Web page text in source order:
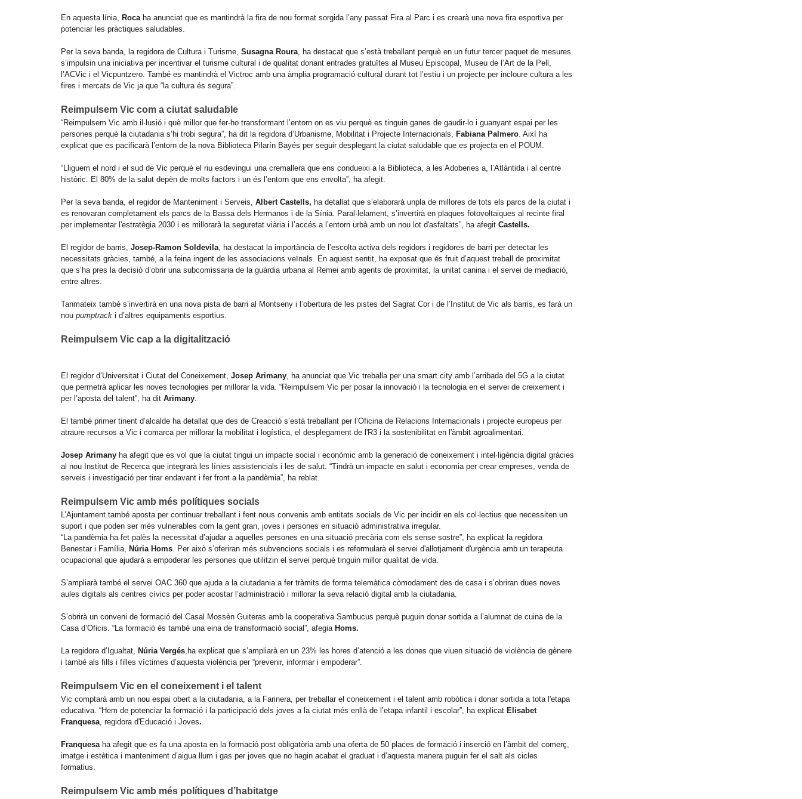
En aquesta línia, Rocaha anunciat que es mantindrà la fira de nou format sorgida l’any passat Fira al Parc i es crearà una nova fira esportiva per
potenciar les pràctiques saludables.
Per la seva banda, la regidora de Cultura i Turisme, Susagna Roura, ha destacat que s’està treballant perquè en un futur tercer paquet de mesures
s’impulsin una iniciativa per incentivar el turisme cultural i de qualitat donant entrades gratuïtes al Museu Episcopal, Museu de l’Art de la Pell,
l’ACVic i el Vicpuntzero. També es mantindrà el Victroc amb una àmplia programació cultural durant tot l’estiu i un projecte per incloure cultura a les
fires i mercats de Vic ja que “la cultura és segura”.
Reimpulsem Vic com a ciutat saludable
“Reimpulsem Vic amb il·lusió i què millor que fer-ho transformant l’entorn on es viu perquè es tinguin ganes de gaudir-lo i guanyant espai per les
persones perquè la ciutadania s’hi trobi segura”, ha dit la regidora d’Urbanisme, Mobilitat i Projecte Internacionals, Fabiana Palmero. Així ha
explicat que es pacificarà l’entorn de la nova Biblioteca Pilarín Bayés per seguir desplegant la ciutat saludable que es projecta en el POUM.
“Lliguem el nord i el sud de Vic perquè el riu esdevingui una cremallera que ens condueixi a la Biblioteca, a les Adoberies a, l’Atlàntida i al centre
històric. El 80% de la salut depèn de molts factors i un és l’entorn que ens envolta”, ha afegit.
Per la seva banda, el regidor de Manteniment i Serveis, Albert Castells, ha detallat que s’elaborarà unpla de millores de tots els parcs de la ciutat i
es renovaran completament els parcs de la Bassa dels Hermanos i de la Sínia. Paral·lelament, s’invertirà en plaques fotovoltaiques al recinte firal
per implementar l'estratègia 2030 i es millorarà la seguretat viària i l’accés a l’entorn urbà amb un nou lot d'asfaltats”, ha afegit Castells.
El regidor de barris, Josep-Ramon Soldevila, ha destacat la importància de l’escolta activa dels regidors i regidores de barri per detectar les
necessitats gràcies, també, a la feina ingent de les associacions veïnals. En aquest sentit, ha exposat que és fruit d’aquest treball de proximitat
que s’ha pres la decisió d’obrir una subcomissaria de la guàrdia urbana al Remei amb agents de proximitat, la unitat canina i el servei de mediació,
entre altres.
Tanmateix també s’invertirà en una nova pista de barri al Montseny i l’obertura de les pistes del Sagrat Cor i de l’Institut de Vic als barris, es farà un
nou pumptrack i d’altres equipaments esportius.
Reimpulsem Vic cap a la digitalització
El regidor d’Universitat i Ciutat del Coneixement, Josep Arimany, ha anunciat que Vic treballa per una smart city amb l’arribada del 5G a la ciutat
que permetrà aplicar les noves tecnologies per millorar la vida. “Reimpulsem Vic per posar la innovació i la tecnologia en el servei de creixement i
per l’aposta del talent”, ha dit Arimany.
El també primer tinent d’alcalde ha detallat que des de Creacció s’està treballant per l’Oficina de Relacions Internacionals i projecte europeus per
atraure recursos a Vic i comarca per millorar la mobilitat i logística, el desplegament de l'R3 i la sostenibilitat en l'àmbit agroalimentari.
Josep Arimany ha afegit que es vol que la ciutat tingui un impacte social i econòmic amb la generació de coneixement i intel·ligència digital gràcies
al nou Institut de Recerca que integrarà les línies assistencials i les de salut. “Tindrà un impacte en salut i economia per crear empreses, venda de
serveis i investigació per tirar endavant i fer front a la pandèmia”, ha reblat.
Reimpulsem Vic amb més polítiques socials
L’Ajuntament també aposta per continuar treballant i fent nous convenis amb entitats socials de Vic per incidir en els col·lectius que necessiten un
suport i que poden ser més vulnerables com la gent gran, joves i persones en situació administrativa irregular.
“La pandèmia ha fet palès la necessitat d’ajudar a aquelles persones en una situació precària com els sense sostre”, ha explicat la regidora
Benestar i Família, Núria Homs. Per això s’oferiran més subvencions socials i es reformularà el servei d'allotjament d'urgència amb un terapeuta
ocupacional que ajudarà a empoderar les persones que utilitzin el servei perquè tinguin millor qualitat de vida.
S’ampliarà també el servei OAC 360 que ajuda a la ciutadania a fer tràmits de forma telemàtica còmodament des de casa i s’obriran dues noves
aules digitals als centres cívics per poder acostar l’administració i millorar la seva relació digital amb la ciutadania.
S’obrirà un conveni de formació del Casal Mossèn Guiteras amb la cooperativa Sambucus perquè puguin donar sortida a l’alumnat de cuina de la
Casa d’Oficis. “La formació és també una eina de transformació social”, afegiaHoms.
La regidora d’Igualtat, Núria Vergés,ha explicat que s’ampliarà en un 23% les hores d’atenció a les dones que viuen situació de violència de gènere
i també als fills i filles víctimes d’aquesta violència per “prevenir, informar i empoderar”.
Reimpulsem Vic en el coneixement i el talent
Vic comptarà amb un nou espai obert a la ciutadania, a la Farinera, per treballar el coneixement i el talent amb robòtica i donar sortida a tota l'etapa
educativa. “Hem de potenciar la formació i la participació dels joves a la ciutat més enllà de l’etapa infantil i escolar”, ha explicat Elisabet
Franquesa, regidora d'Educació i Joves.
Franquesaha afegit que es fa una aposta en la formació post obligatòria amb una oferta de 50 places de formació i inserció en l’àmbit del comerç,
imatge i estètica i manteniment d’aigua llum i gas per joves que no hagin acabat el graduat i d’aquesta manera puguin fer el salt als cicles
formatius.
Reimpulsem Vic amb més polítiques d’habitatge